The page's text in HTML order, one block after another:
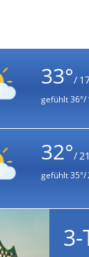
33°/
gefühlt36°/
32°/
gefühlt35°/